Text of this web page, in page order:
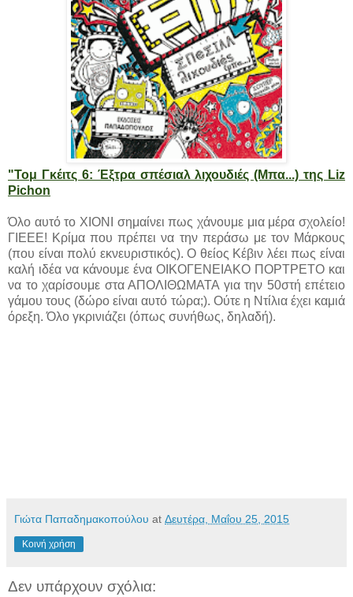
"Τομ Γκέιτς 6: Έξτρα σπέσιαλ λιχουδιές (Μπα...) της Liz
Pichon
Όλο αυτό το ΧΙΟΝΙ σημαίνει πως χάνουμε μια μέρα σχολείο!
ΓΙΕΕΕ! Κρίμα που πρέπει να την περάσω με τον Μάρκους
(που είναι πολύ εκνευριστικός). Ο θείος Κέβιν λέει πως είναι
καλή ιδέα να κάνουμε ένα ΟΙΚΟΓΕΝΕΙΑΚΟ ΠΟΡΤΡΕΤΟ και
να το χαρίσουμε στα ΑΠΟΛΙΘΩΜΑΤΑ για την 50στή επέτειο
γάμου τους (δώρο είναι αυτό τώρα;). Ούτε η Ντίλια έχει καμιά
όρεξη. Όλο γκρινιάζει (όπως συνήθως, δηλαδή).
Γιώτα Παπαδημακοπούλου at Δευτέρα, Μαΐου 25, 2015
Κοινή χρήση
Δεν υπάρχουν σχόλια: